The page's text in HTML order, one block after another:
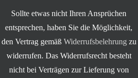
Sollte etwas nicht Ihren Ansprüchen
entsprechen, haben Sie die Möglichkeit,
den Vertrag gemäß Widerrufsbelehrung zu
widerrufen. Das Widerrufsrecht besteht
nicht bei Verträgen zur Lieferung von